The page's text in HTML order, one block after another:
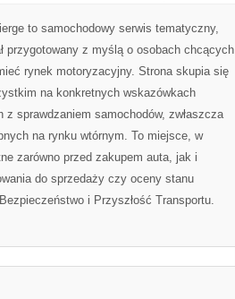
to samochodowy serwis tematyczny,
przygotowany z myślą o osobach chcących
rynek motoryzacyjny. Strona skupia się
na konkretnych wskazówkach
z sprawdzaniem samochodów, zwłaszcza
na rynku wtórnym. To miejsce, w
zarówno przed zakupem auta, jak i
do sprzedaży czy oceny stanu
i Przyszłość Transportu.